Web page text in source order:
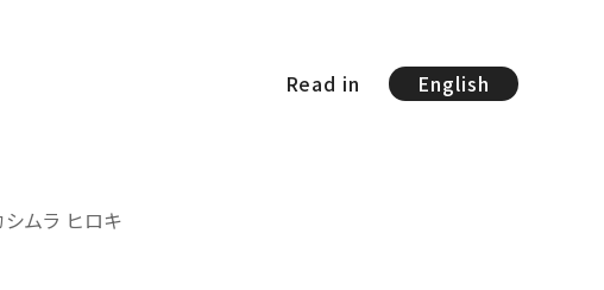
Read in English
シムラ ヒロキ